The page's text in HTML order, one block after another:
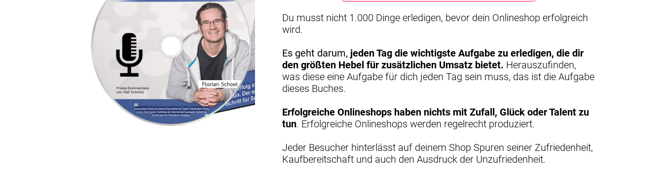
Du musst nicht 1.000 Dinge erledigen, bevor dein Onlineshop erfolgreich
wird.
Es geht darum, jeden Tag die wichtigste Aufgabe zu erledigen, die dir
den größten Hebel für zusätzlichen Umsatz bietet. Herauszufinden,
was diese eine Aufgabe für dich jeden Tag sein muss, das ist die Aufgabe
dieses Buches.
Erfolgreiche Onlineshops haben nichts mit Zufall, Glück oder Talent zu
tun. Erfolgreiche Onlineshops werden regelrecht produziert.
Jeder Besucher hinterlässt auf deinem Shop Spuren seiner Zufriedenheit,
Kaufbereitschaft und auch den Ausdruck der Unzufriedenheit.